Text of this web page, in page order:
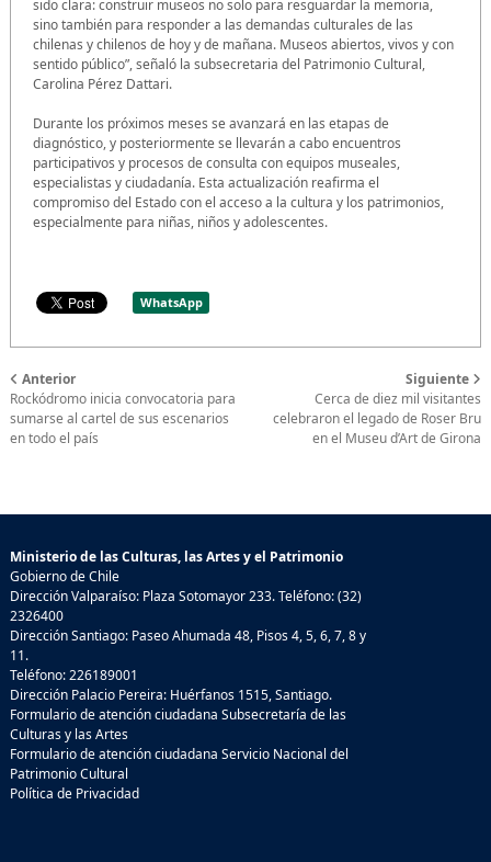
sido clara: construir museos no solo para resguardar la memoria,
sino también para responder a las demandas culturales de las
chilenas y chilenos de hoy y de mañana. Museos abiertos, vivos y con
sentido público”, señaló la subsecretaria del Patrimonio Cultural,
Carolina Pérez Dattari.
Durante los próximos meses se avanzará en las etapas de
diagnóstico, y posteriormente se llevarán a cabo encuentros
participativos y procesos de consulta con equipos museales,
especialistas y ciudadanía. Esta actualización reafirma el
compromiso del Estado con el acceso a la cultura y los patrimonios,
especialmente para niñas, niños y adolescentes.
WhatsApp
Anterior
Rockódromo inicia convocatoria para
sumarse al cartel de sus escenarios
en todo el país
Siguiente
Cerca de diez mil visitantes
celebraron el legado de Roser Bru
en el Museu d’Art de Girona
Ministerio de las Culturas, las Artes y el Patrimonio
Gobierno de Chile
Dirección Valparaíso: Plaza Sotomayor 233. Teléfono: (32)
2326400
Dirección Santiago: Paseo Ahumada 48, Pisos 4, 5, 6, 7, 8 y
11.
Teléfono: 226189001
Dirección Palacio Pereira: Huérfanos 1515, Santiago.
Formulario de atención ciudadana Subsecretaría de las
Culturas y las Artes
Formulario de atención ciudadana Servicio Nacional del
Patrimonio Cultural
Política de Privacidad